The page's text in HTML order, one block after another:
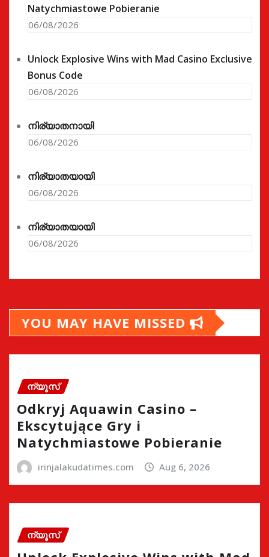
Natychmiastowe Pobieranie
06/08/2026
Unlock Explosive Wins with Mad Casino Exclusive
Bonus Code
06/08/2026
നിര്യാതനായി
06/08/2026
നിര്യാതയായി
06/08/2026
നിര്യാതയായി
06/08/2026
YOU MAY HAVE MISSED
ന്യൂസ്
Odkryj Aquawin Casino –
Ekscytujące Gry i
Natychmiastowe Pobieranie
irinjalakudatimes.com Aug 6, 2026
ന്യൂസ്